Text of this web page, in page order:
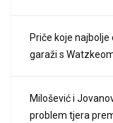
Priče koje
garaži s
Milošević i
problem tjera